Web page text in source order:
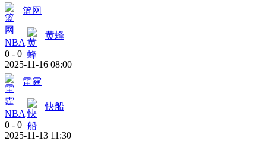
篮网
NBA
黄蜂
0 - 0
2025-11-16 08:00
雷霆
NBA
快船
0 - 0
2025-11-13 11:30